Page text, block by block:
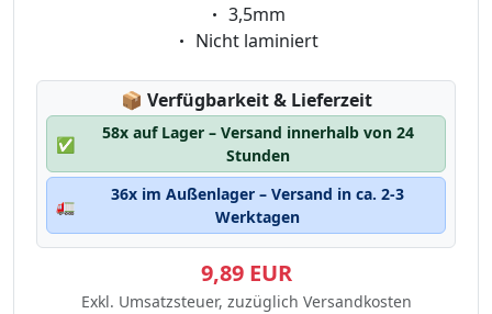
Eigenschaft:
3,5mm
Eigenschaft:
Nicht laminiert
📦 Lagerstatus:
Verfügbarkeit & Lieferzeit
✅
58x auf Lager – Versand innerhalb von 24
Stunden
🚛
36x im Außenlager – Versand in ca. 2-3
Werktagen
9,89 EUR
Exkl. Umsatzsteuer, zuzüglich Versandkosten